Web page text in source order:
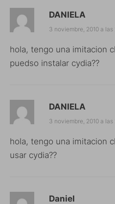
DANIELA
3 noviembre, 2010 a las
hola, tengo una imitacion
puedso instalar cydia??
DANIELA
3 noviembre, 2010 a
hola, tengo una imitacion
usar cydia??
Daniel